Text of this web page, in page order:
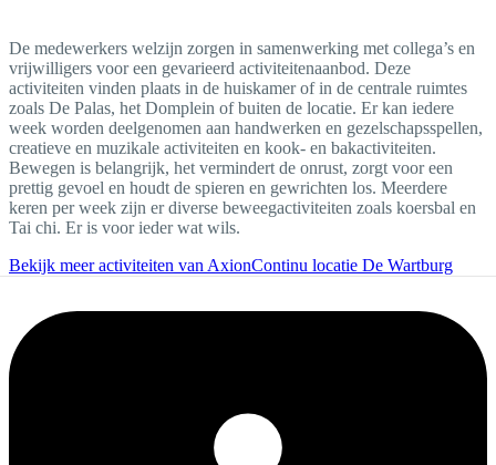
De medewerkers welzijn zorgen in samenwerking met collega’s en
vrijwilligers voor een gevarieerd activiteitenaanbod. Deze
activiteiten vinden plaats in de huiskamer of in de centrale ruimtes
zoals De Palas, het Domplein of buiten de locatie. Er kan iedere
week worden deelgenomen aan handwerken en gezelschapsspellen,
creatieve en muzikale activiteiten en kook- en bakactiviteiten.
Bewegen is belangrijk, het vermindert de onrust, zorgt voor een
prettig gevoel en houdt de spieren en gewrichten los. Meerdere
keren per week zijn er diverse beweegactiviteiten zoals koersbal en
Tai chi. Er is voor ieder wat wils.
Bekijk meer activiteiten van AxionContinu locatie De Wartburg